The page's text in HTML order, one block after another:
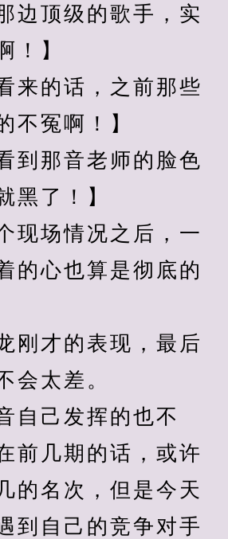
边顶级的歌手，实
！】
的话，之前那些
不冤啊！】
那音老师的脸色
黑了！】
场情况之后，一
的心也算是彻底的
才的表现，最后
会太差。
己发挥的也不
前几期的话，或许
的名次，但是今天
到自己的竞争对手